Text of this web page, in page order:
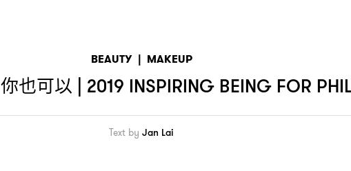
BEAUTY | MAKEUP
你也可以 | 2019 INSPIRING BEING FOR
Text by Jan Lai